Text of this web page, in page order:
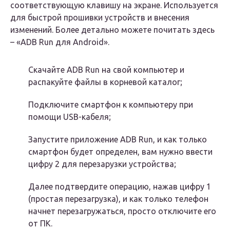
соответствующую клавишу на экране. Используется
для быстрой прошивки устройств и внесения
изменений. Более детально можете почитать здесь
– «ADB Run для Android».
Скачайте ADB Run на свой компьютер и
распакуйте файлы в корневой каталог;
Подключите смартфон к компьютеру при
помощи USB-кабеля;
Запустите приложение ADB Run, и как только
смартфон будет определен, вам нужно ввести
цифру 2 для перезарузки устройства;
Далее подтвердите операцию, нажав цифру 1
(простая перезагрузка), и как только телефон
начнет перезагружаться, просто отключите его
от ПК.